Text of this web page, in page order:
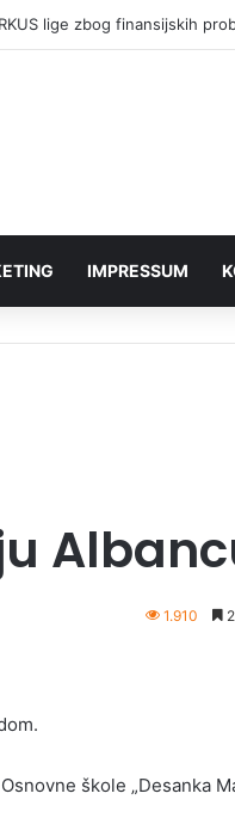
Slovak Aid donirao
IMPRESSUM
1.910
škole „Desanka